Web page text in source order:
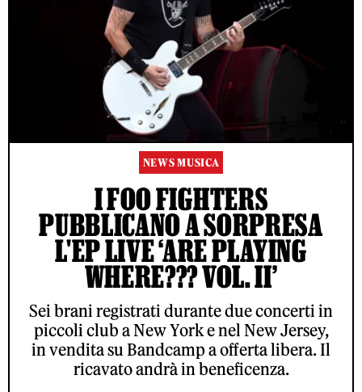
NEWS MUSICA
I FOO FIGHTERS
PUBBLICANO A SORPRESA
L'EP LIVE ‘ARE PLAYING
WHERE??? VOL. II’
Sei brani registrati durante due concerti in
piccoli club a New York e nel New Jersey,
in vendita su Bandcamp a offerta libera. Il
ricavato andrà in beneficenza.